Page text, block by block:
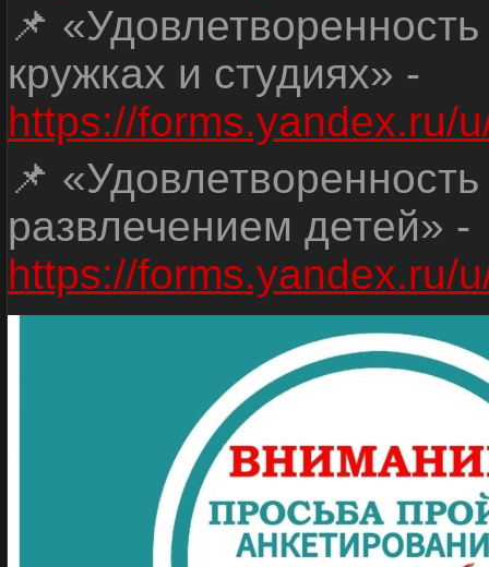
📌
кружках и студиях» -
https://forms.yandex.ru/
📌
развлечением детей» -
https://forms.yandex.ru/